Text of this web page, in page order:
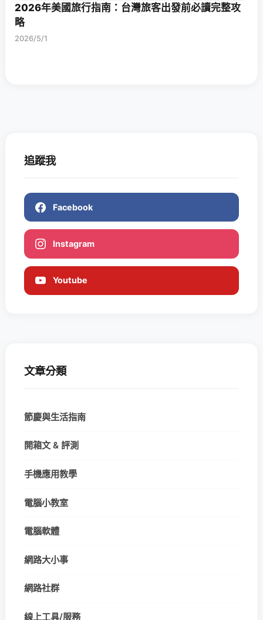
2026年美國旅行指南：台灣旅客出發前必讀完整攻
略
2026/5/1
追蹤我
Facebook
Instagram
Youtube
文章分類
節慶與生活指南
開箱文 & 評測
手機應用教學
電腦小教室
電腦軟體
網路大小事
網路社群
線上工具/服務